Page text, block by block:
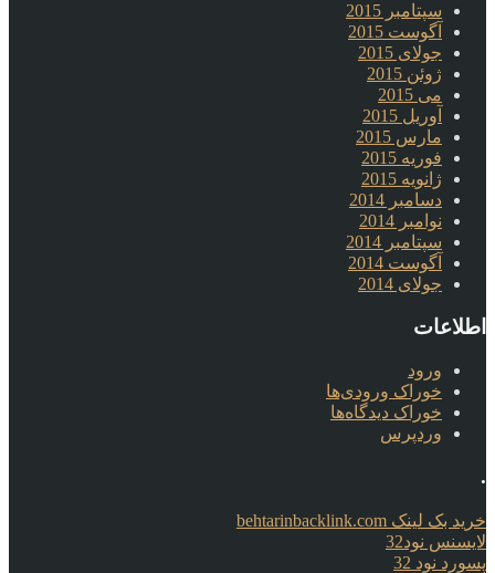
سپتامبر 2015
آگوست 2015
جولای 2015
ژوئن 2015
می 2015
آوریل 2015
مارس 2015
فوریه 2015
ژانویه 2015
دسامبر 2014
نوامبر 2014
سپتامبر 2014
آگوست 2014
جولای 2014
اطلاعات
ورود
خوراک ورودی‌ها
خوراک دیدگاه‌ها
وردپرس
.
خرید بک لینک behtarinbacklink.com
لایسنس نود32
پسورد نود 32